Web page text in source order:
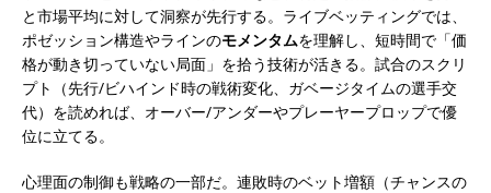
と市場平均に対して洞察が先行する。ライブベッティングでは、
ポゼッション構造やラインのモメンタムを理解し、短時間で「価
格が動き切っていない局面」を拾う技術が活きる。試合のスクリ
プト（先行/ビハインド時の戦術変化、ガベージタイムの選手交
代）を読めれば、オーバー/アンダーやプレーヤープロップで優
位に立てる。
心理面の制御も戦略の一部だ。連敗時のベット増額（チャンスの